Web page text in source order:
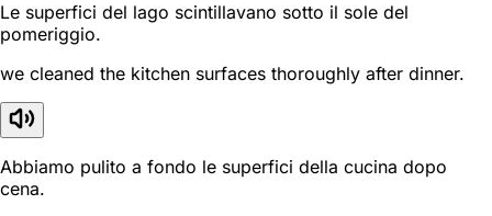
Le superfici del lago scintillavano sotto il sole del
pomeriggio.
we cleaned the kitchen surfaces thoroughly after dinner.
Abbiamo pulito a fondo le superfici della cucina dopo
cena.